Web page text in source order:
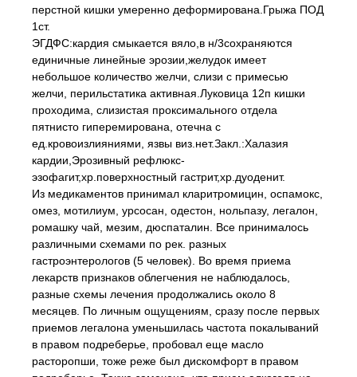
перстной кишки умеренно деформирована.Грыжа ПОД
1ст.
ЭГДФС:кардия смыкается вяло,в н/3сохраняются
единичные линейные эрозии,желудок имеет
небольшое количество желчи, слизи с примесью
желчи, перильстатика активная.Луковица 12п кишки
проходима, слизистая проксимального отдела
пятнисто гиперемирована, отечна с
ед.кровоизлияниями, язвы виз.нет.Закл.:Халазия
кардии,Эрозивный рефлюкс-
эзофагит,хр.поверхностный гастрит,хр.дуоденит.
Из медикаментов принимал кларитромицин, оспамокс,
омез, мотилиум, урсосан, одестон, нольпазу, легалон,
ромашку чай, мезим, дюспаталин. Все принималось
различными схемами по рек. разных
гастроэнтерологов (5 человек). Во время приема
лекарств признаков облегчения не наблюдалось,
разные схемы лечения продолжались около 8
месяцев. По личным ощущениям, сразу после первых
приемов легалона уменьшилась частота покалываний
в правом подреберье, пробовал еще масло
расторопши, тоже реже был дискомфорт в правом